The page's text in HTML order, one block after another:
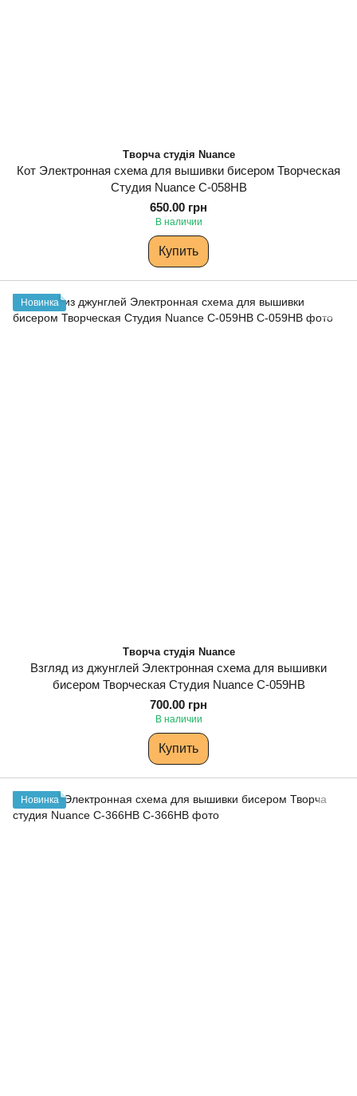
Творча студія Nuance
Кот Электронная схема для вышивки бисером Творческая
Студия Nuance С-058НВ
650.00 грн
В наличии
Купить
Новинка
Творча студія Nuance
Взгляд из джунглей Электронная схема для вышивки
бисером Творческая Студия Nuance С-059НВ
700.00 грн
В наличии
Купить
Новинка